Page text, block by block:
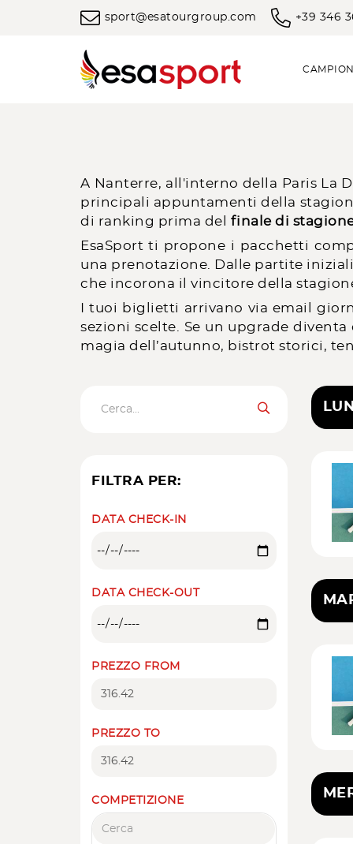
sport@esatourgroup.com +39 346
A Nanterre, all'interno della Paris La
principali appuntamenti della
di ranking prima del finale di
EsaSport ti propone i pacchetti
una prenotazione. Dalle partite
che incorona il vincitore della
I tuoi biglietti arrivano via email
sezioni scelte. Se un upgrade
magia dell’autunno, bistrot storici,
FILTRA PER:
DATA CHECK-IN
DATA CHECK-OUT
PREZZO FROM
PREZZO TO
COMPETIZIONE